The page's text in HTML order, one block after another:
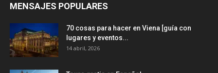
MENSAJES POPULARES
70 cosas para hacer en Viena [guía con
lugares y eventos...
14 abril, 2026